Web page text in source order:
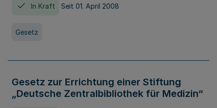
In Kraft Seit 01. April 2008
Gesetz
Gesetz zur Errichtung einer Stiftung
„Deutsche Zentralbibliothek für Medizin“